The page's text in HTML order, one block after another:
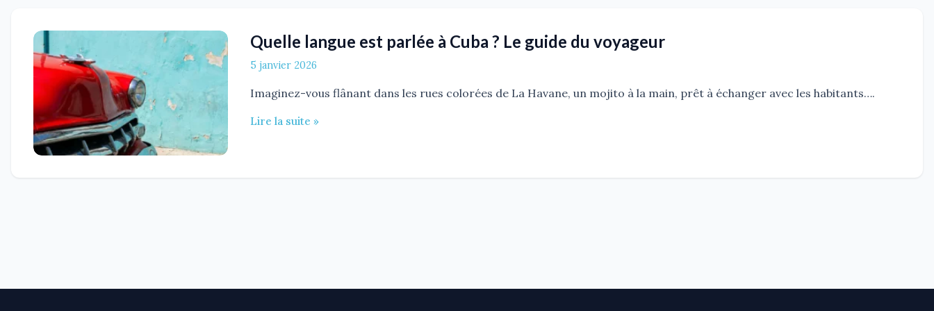
Quelle langue est parlée à Cuba ? Le guide du voyageur
5 janvier 2026
Imaginez-vous flânant dans les rues colorées de La Havane, un mojito à la main, prêt à échanger avec les habitants….
Lire la suite »